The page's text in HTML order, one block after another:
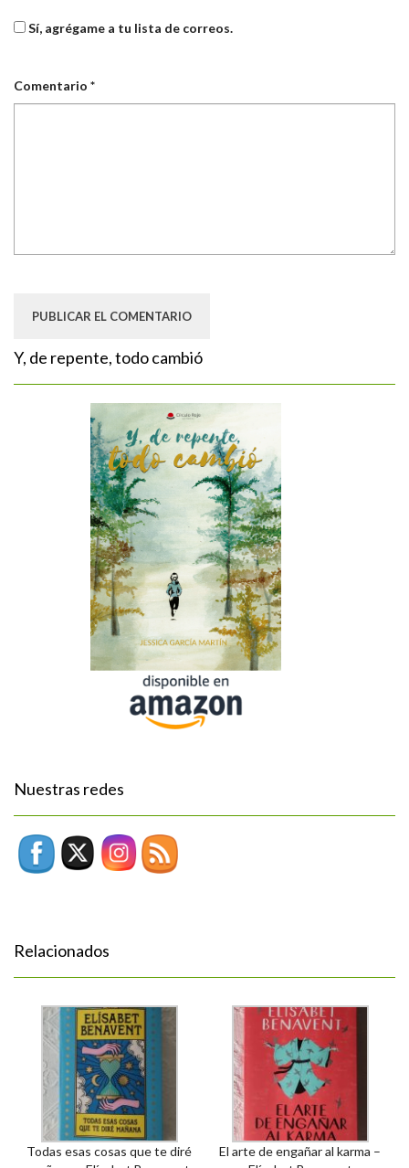
Sí, agrégame a tu lista de correos.
Comentario *
Y, de repente, todo cambió
Nuestras redes
Relacionados
Todas esas cosas que te diré
El arte de engañar al karma –